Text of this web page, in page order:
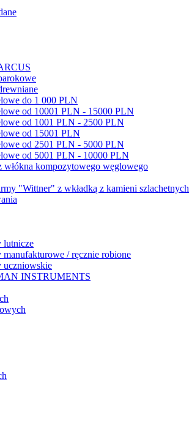
do 1 000 PLN
od 10001 PLN - 15000 PLN
od 1001 PLN - 2500 PLN
od 15001 PLN
od 2501 PLN - 5000 PLN
od 5001 PLN - 10000 PLN
kompozytowego węglowego
"Wittner" z wkładką z kamieni szlachetnych
lutnicze
/ ręcznie robione
uczniowskie
INSTRUMENTS